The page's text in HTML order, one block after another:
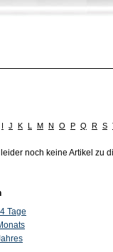
I J K L M N O P Q R S
noch keine Artikel zu
Tage